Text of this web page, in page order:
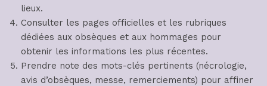
lieux.
Consulter les pages officielles et les rubriques
dédiées aux obsèques et aux hommages pour
obtenir les informations les plus récentes.
Prendre note des mots-clés pertinents (nécrologie,
avis d’obsèques, messe, remerciements) pour affiner